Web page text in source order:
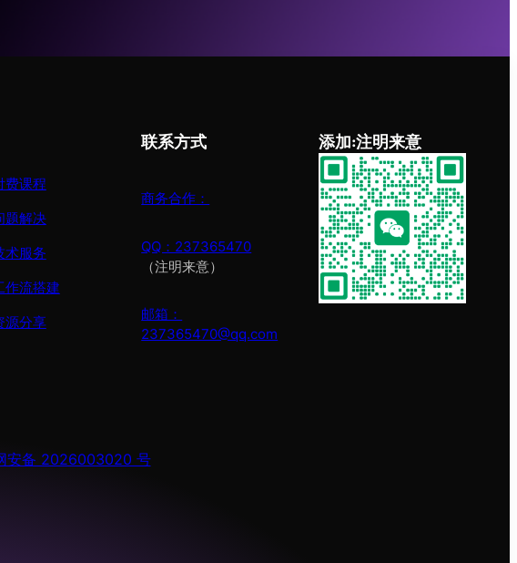
费课程
题解决
术服务
作流搭建
源分享
联系方式
商务合作：
QQ：237365470
（注明来意）
邮箱：
237365470@qq.com
添加:注明来意
安备 2026003020 号